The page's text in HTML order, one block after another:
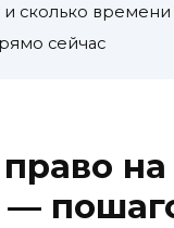
и сколько
сейчас
на
—